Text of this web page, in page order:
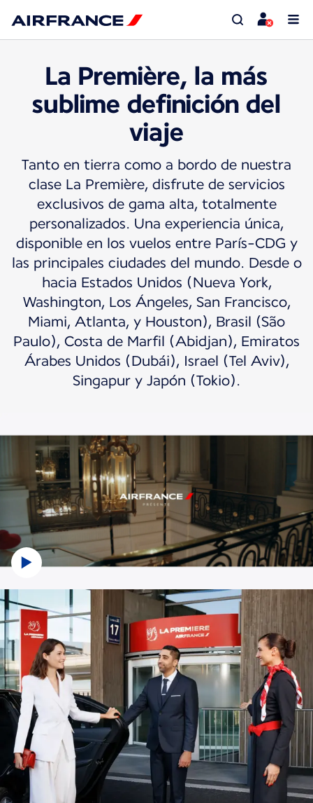
La Première, la más
sublime definición del
viaje
Tanto en tierra como a bordo de nuestra
clase La Première, disfrute de servicios
exclusivos de gama alta, totalmente
personalizados. Una experiencia única,
disponible en los vuelos entre París-CDG y
las principales ciudades del mundo. Desde o
hacia Estados Unidos (Nueva York,
Washington, Los Ángeles, San Francisco,
Miami, Atlanta, y Houston), Brasil (São
Paulo), Costa de Marfil (Abidjan), Emiratos
Árabes Unidos (Dubái), Israel (Tel Aviv),
Singapur y Japón (Tokio).